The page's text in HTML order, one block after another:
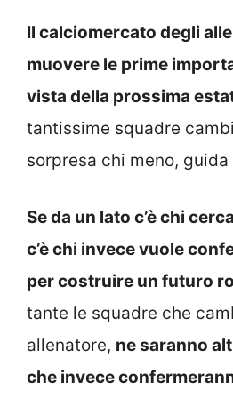
Il calciomercato degli
muovere le prime
vista della prossima
tantissime squadre
sorpresa chi meno,
Se da un lato c’è chi
c’è chi invece vuole
per costruire un futuro
tante le squadre che
allenatore, ne saranno
che invece